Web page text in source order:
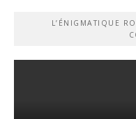
L’ÉNIGMATIQUE